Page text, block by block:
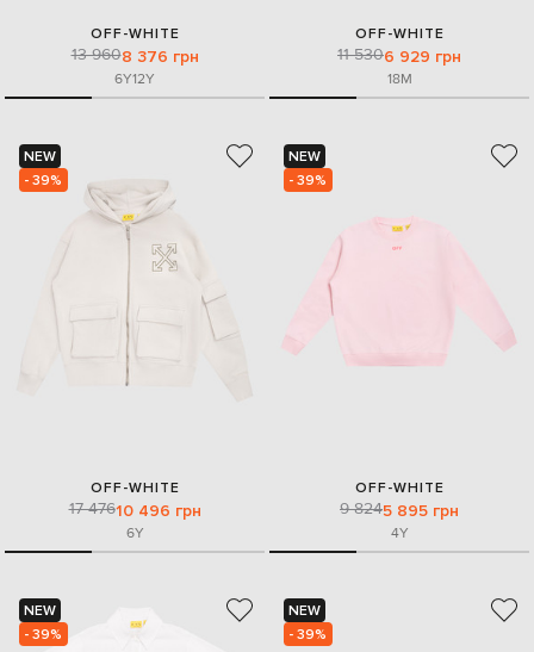
OFF-WHITE
13 9608 376 грн
6Y12Y
OFF-WHITE
11 5306 929 грн
18M
NEW
- 39%
OFF-WHITE
17 47610 496 грн
6Y
NEW
- 39%
OFF-WHITE
9 8245 895 грн
4Y
NEW
- 39%
NEW
- 39%